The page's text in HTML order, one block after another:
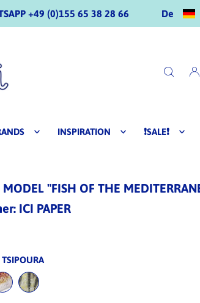
+49 (0)155 65 38 28 66 De
INSPIRATION ❗SALE❗
MODEL "FISH OF THE
ICI PAPER
TSIPOURA